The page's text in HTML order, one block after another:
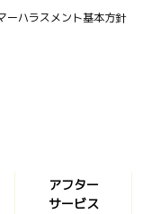
アフター
サービス
ーハラスメント基本方針